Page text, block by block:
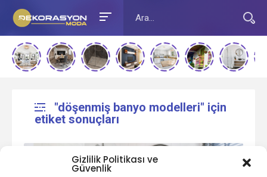
Gizlilik Politikası ve
Güvenlik
"döşenmiş banyo modelleri" için
etiket sonuçları